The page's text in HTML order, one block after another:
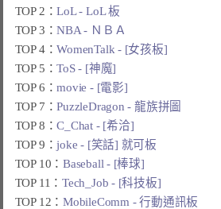
TOP 2：LoL - LoL 板
TOP 3：NBA - ＮＢＡ
TOP 4：WomenTalk - [女孩板]
TOP 5：ToS - [神魔]
TOP 6：movie - [電影]
TOP 7：PuzzleDragon - 龍族拼圖
TOP 8：C_Chat - [希洽]
TOP 9：joke - [笑話] 就可板
TOP 10：Baseball - [棒球]
TOP 11：Tech_Job - [科技板]
TOP 12：MobileComm - 行動通訊板